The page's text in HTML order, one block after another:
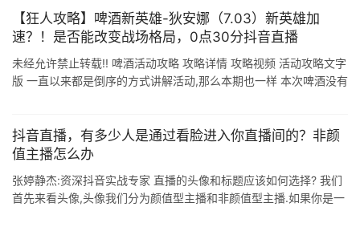
【狂人攻略】啤酒新英雄-狄安娜（7.03）新英雄加
速？！是否能改变战场格局，0点30分抖音直播
未经允许禁止转载!! 啤酒活动攻略 攻略详情 攻略视频 活动攻略文字
版 一直以来都是倒序的方式讲解活动,那么本期也一样 本次啤酒没有
抖音直播，有多少人是通过看脸进入你直播间的？非颜
值主播怎么办
张婷静杰:资深抖音实战专家 直播的头像和标题应该如何选择? 我们
首先来看头像,头像我们分为颜值型主播和非颜值型主播.如果你是一